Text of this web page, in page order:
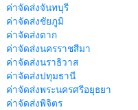
ค่าจัดส่งจันทบุรี
ค่าจัดส่งชัยภูมิ
ค่าจัดส่งตาก
ค่าจัดส่งนครราชสีมา
ค่าจัดส่งนราธิวาส
ค่าจัดส่งปทุมธานี
ค่าจัดส่งพระนครศรีอยุธยา
ค่าจัดส่งพิจิตร